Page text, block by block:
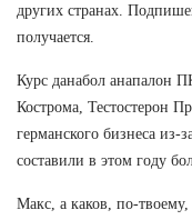
других странах.
получается.
Курс данабол анапалон
Кострома, Тестостерон
германского бизнеса из-
составили в этом году
Макс, а каков, по-